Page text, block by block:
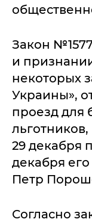
Закон
и
некоторых
Украины»,
проезд для
29 декабря
декабря
Петр
Согласно